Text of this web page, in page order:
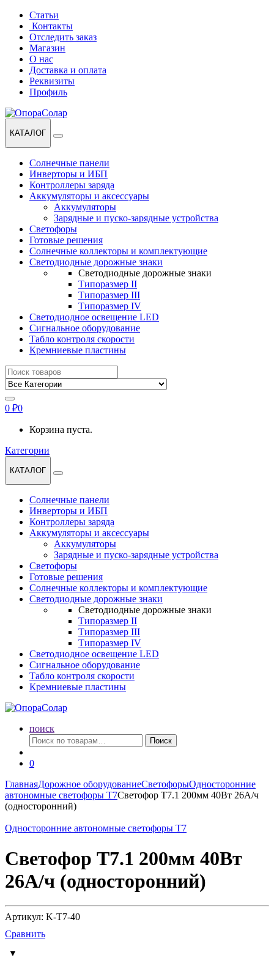
Перейти
навигации
Перейти
содержанию
Статьи
Контакты
Отследить заказ
Магазин
О нас
Доставка и оплата
Реквизиты
Профиль
КАТАЛОГ
Солнечные панели
Инверторы и ИБП
Контроллеры заряда
Аккумуляторы и аксессуары
Аккумуляторы
Зарядные и пуско-зарядные устройства
Светофоры
Готовые решения
Солнечные коллекторы и комплектующие
Светодиодные дорожные знаки
Светодиодные дорожные знаки
Типоразмер II
Типоразмер III
Типоразмер IV
Светодиодное освещение LED
Сигнальное оборудование
Табло контроля скорости
Кремниевые пластины
Найти:
0 ₽0
Корзина пуста.
Категории
КАТАЛОГ
Солнечные панели
Инверторы и ИБП
Контроллеры заряда
Аккумуляторы и аксессуары
Аккумуляторы
Зарядные и пуско-зарядные устройства
Светофоры
Готовые решения
Солнечные коллекторы и комплектующие
Светодиодные дорожные знаки
Светодиодные дорожные знаки
Типоразмер II
Типоразмер III
Типоразмер IV
Светодиодное освещение LED
Сигнальное оборудование
Табло контроля скорости
Кремниевые пластины
поиск
Искать:
Поиск
0
ГлавнаяДорожное оборудованиеСветофорыОдносторонние
автономные светофоры Т7Светофор Т7.1 200мм 40Вт 26А/ч
(односторонний)
Односторонние автономные светофоры Т7
Светофор Т7.1 200мм 40Вт
26А/ч (односторонний)
Артикул: K-T7-40
Сравнить